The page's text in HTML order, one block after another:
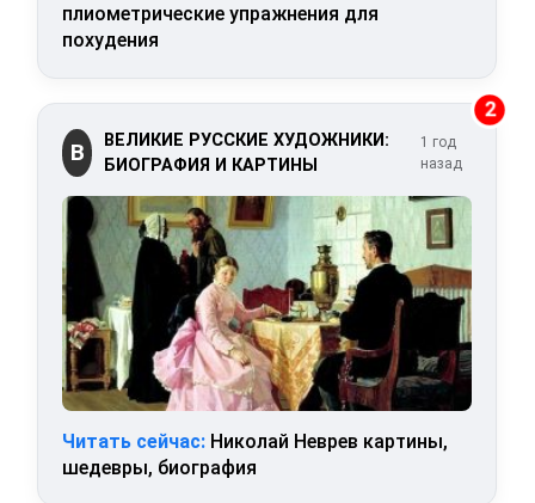
плиометрические упражнения для
похудения
2
В
ВЕЛИКИЕ РУССКИЕ ХУДОЖНИКИ:
БИОГРАФИЯ И КАРТИНЫ
1 год
назад
Читать сейчас: Николай Неврев картины,
шедевры, биография